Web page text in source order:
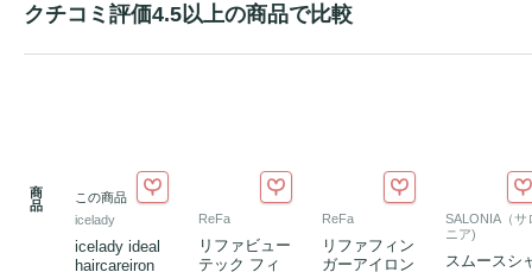
クチコミ評価4.5以上の商品で比較
商
品
この商品
icelady
icelady ideal
haircareiron
ReFa
リファビュー
テック フィ
ReFa
リファフィン
ガーアイロン
SALONIA（サ
ニア)
スムースシ